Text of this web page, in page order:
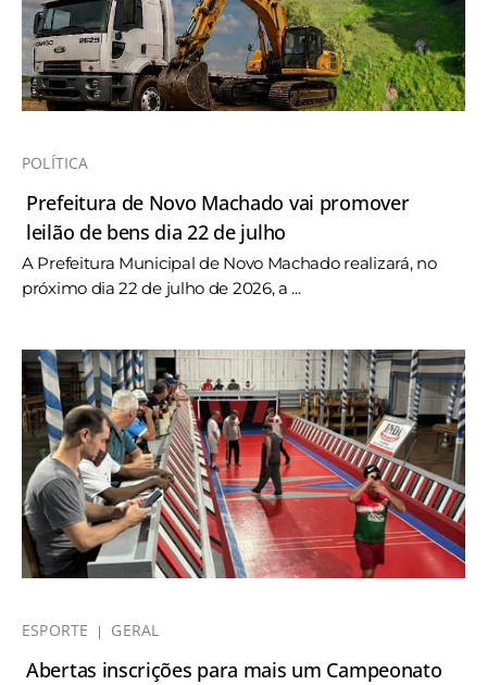
POLÍTICA
Prefeitura de Novo Machado vai promover
leilão de bens dia 22 de julho
A Prefeitura Municipal de Novo Machado realizará, no
próximo dia 22 de julho de 2026, a ...
ESPORTE GERAL
Abertas inscrições para mais um Campeonato